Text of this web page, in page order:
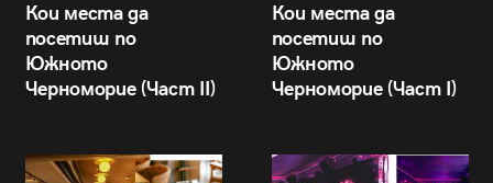
Кои места да
посетиш по
Южното
Черноморие (Част II)
Кои места да
посетиш по
Южното
Черноморие (Част I)